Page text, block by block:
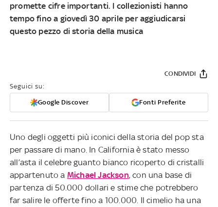
promette cifre importanti. I collezionisti hanno
tempo fino a giovedì 30 aprile per aggiudicarsi
questo pezzo di storia della musica
Seguici su:
Google Discover Fonti Preferite
CONDIVIDI
Uno degli oggetti più iconici della storia del pop sta
per passare di mano. In California è stato messo
all’asta il celebre guanto bianco ricoperto di cristalli
appartenuto a Michael Jackson, con una base di
partenza di 50.000 dollari e stime che potrebbero
far salire le offerte fino a 100.000. Il cimelio ha una